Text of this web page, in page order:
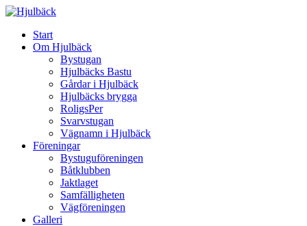
Start
Om Hjulbäck
Bystugan
Hjulbäcks Bastu
Gårdar i Hjulbäck
Hjulbäcks brygga
RoligsPer
Svarvstugan
Vägnamn i Hjulbäck
Föreningar
Bystuguföreningen
Båtklubben
Jaktlaget
Samfälligheten
Vägföreningen
Galleri